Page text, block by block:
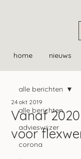
home nieuws
alle berichten
advieswijzer
corona
alle berichten
Vanaf
voor
24 okt 2019